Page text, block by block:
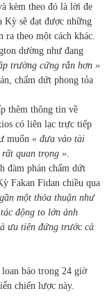
kèm theo đó là lời đe
Kỳ sẽ đạt được những
theo một cách khác.
dường như đang
trường cứng rắn hơn »
chấm dứt phong tỏa
thêm thông tin về
có liên lạc trực tiếp
muốn « đưa vào tài
quan trọng »
đàm phán chấm dứt
Fakan Fidan chiều qua
một thỏa thuận như
động to lớn ảnh
ưu tiên đứng trước cả
báo trong 24 giờ
chiến lược này.